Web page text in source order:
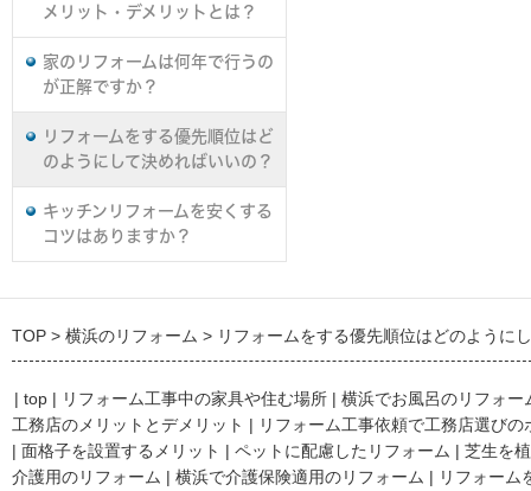
メリット・デメリットとは？
家のリフォームは何年で行うの
が正解ですか？
リフォームをする優先順位はど
のようにして決めればいいの？
キッチンリフォームを安くする
コツはありますか？
TOP 横浜のリフォーム リフォームをする優先順位はどのように
| top | リフォーム工事中の家具や住む場所 | 横浜でお風呂のリフォー
工務店のメリットとデメリット | リフォーム工事依頼で工務店選びの
| 面格子を設置するメリット | ペットに配慮したリフォーム | 芝生を
介護用のリフォーム | 横浜で介護保険適用のリフォーム | リフォーム